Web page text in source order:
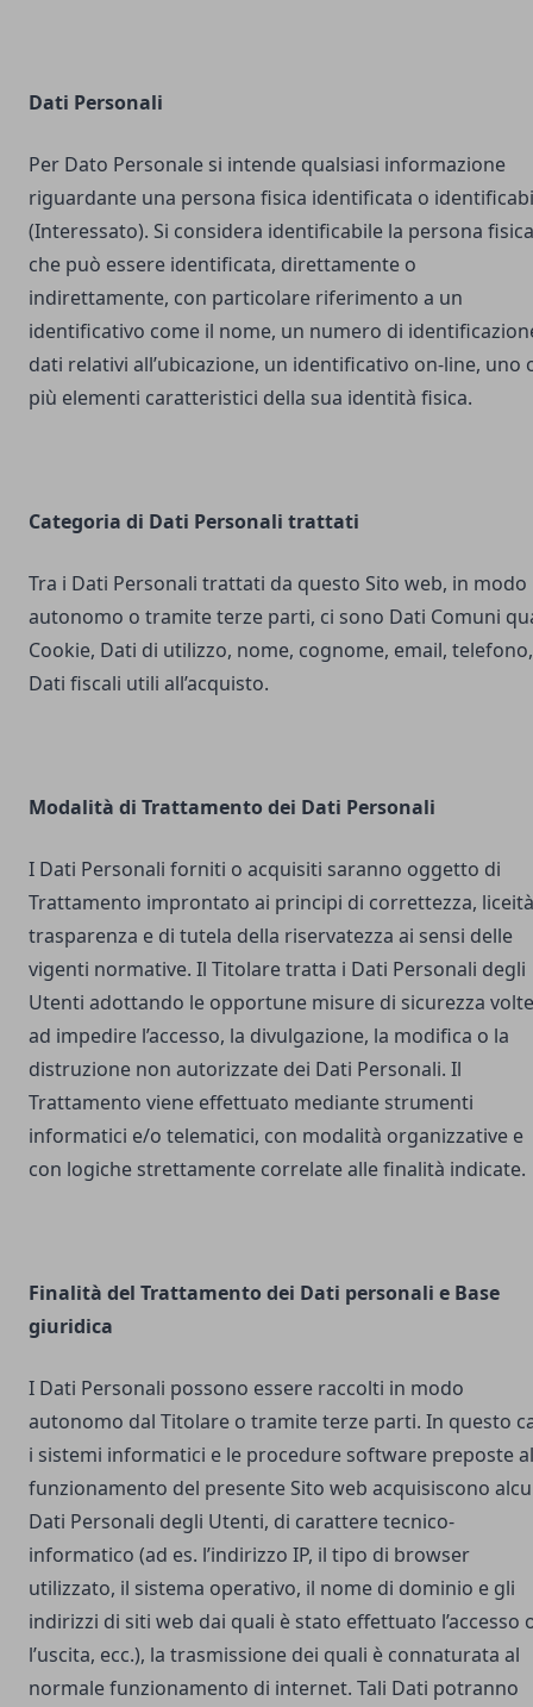
Dati Personali
Per Dato Personale si intende qualsiasi informazione
riguardante una persona fisica identificata o
(Interessato). Si considera identificabile la persona fisica
che può essere identificata, direttamente o
indirettamente, con particolare riferimento a un
identificativo come il nome, un numero di
dati relativi all’ubicazione, un identificativo on-line, uno
più elementi caratteristici della sua identità fisica.
Categoria di Dati Personali trattati
Tra i Dati Personali trattati da questo Sito web, in modo
autonomo o tramite terze parti, ci sono Dati Comuni
Cookie, Dati di utilizzo, nome, cognome, email, telefono,
Dati fiscali utili all’acquisto.
Modalità di Trattamento dei Dati Personali
I Dati Personali forniti o acquisiti saranno oggetto di
Trattamento improntato ai principi di correttezza,
trasparenza e di tutela della riservatezza ai sensi delle
vigenti normative. Il Titolare tratta i Dati Personali degli
Utenti adottando le opportune misure di sicurezza volte
ad impedire l’accesso, la divulgazione, la modifica o la
distruzione non autorizzate dei Dati Personali. Il
Trattamento viene effettuato mediante strumenti
informatici e/o telematici, con modalità organizzative e
con logiche strettamente correlate alle finalità indicate.
Finalità del Trattamento dei Dati personali e Base
giuridica
I Dati Personali possono essere raccolti in modo
autonomo dal Titolare o tramite terze parti. In questo
i sistemi informatici e le procedure software preposte al
funzionamento del presente Sito web acquisiscono
Dati Personali degli Utenti, di carattere tecnico-
informatico (ad es. l’indirizzo IP, il tipo di browser
utilizzato, il sistema operativo, il nome di dominio e gli
indirizzi di siti web dai quali è stato effettuato l’accesso
l’uscita, ecc.), la trasmissione dei quali è connaturata al
normale funzionamento di internet. Tali Dati potranno